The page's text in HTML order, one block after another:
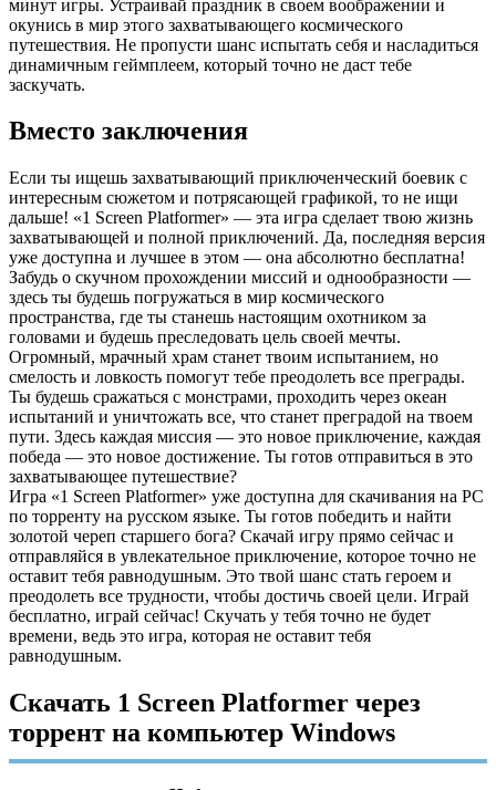
минут игры. Устраивай праздник в своем воображении и
окунись в мир этого захватывающего космического
путешествия. Не пропусти шанс испытать себя и насладиться
динамичным геймплеем, который точно не даст тебе
заскучать.
Вместо заключения
Если ты ищешь захватывающий приключенческий боевик с
интересным сюжетом и потрясающей графикой, то не ищи
дальше! «1 Screen Platformer» — эта игра сделает твою жизнь
захватывающей и полной приключений. Да, последняя версия
уже доступна и лучшее в этом — она абсолютно бесплатна!
Забудь о скучном прохождении миссий и однообразности —
здесь ты будешь погружаться в мир космического
пространства, где ты станешь настоящим охотником за
головами и будешь преследовать цель своей мечты.
Огромный, мрачный храм станет твоим испытанием, но
смелость и ловкость помогут тебе преодолеть все преграды.
Ты будешь сражаться с монстрами, проходить через океан
испытаний и уничтожать все, что станет преградой на твоем
пути. Здесь каждая миссия — это новое приключение, каждая
победа — это новое достижение. Ты готов отправиться в это
захватывающее путешествие?
Игра «1 Screen Platformer» уже доступна для скачивания на PC
по торренту на русском языке. Ты готов победить и найти
золотой череп старшего бога? Скачай игру прямо сейчас и
отправляйся в увлекательное приключение, которое точно не
оставит тебя равнодушным. Это твой шанс стать героем и
преодолеть все трудности, чтобы достичь своей цели. Играй
бесплатно, играй сейчас! Скучать у тебя точно не будет
времени, ведь это игра, которая не оставит тебя
равнодушным.
Скачать 1 Screen Platformer через
торрент на компьютер Windows